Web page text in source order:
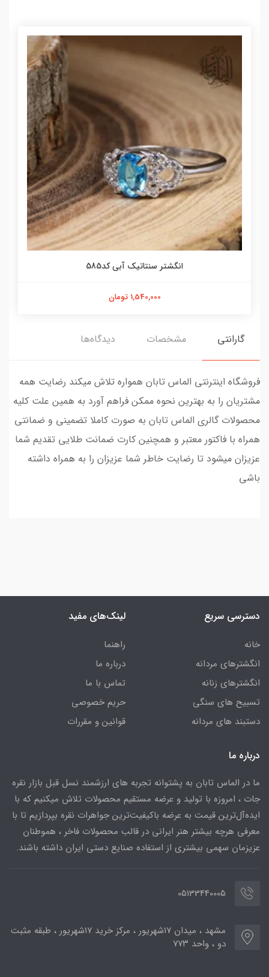
انگشتر سنتاتیک آبی کد585
1,540,000 تومان
گارانتی مشخصات دیدگاه‌ها
فروشگاه اینترنتی الماس تابان همواره تلاش میکند رضایت همه
مشتریان را به بهترین نحوه ممکن فراهم آورد به همین علت کلیه
محصولات گالری الماس تابان به صورت کاملا تضمینی و ضمانتی
همراه با فاکتور معتبر و همچنین کارت ضمانت طلایی تقدیم شما
عزیزان میشود تا رضایت خاطر شما عزیزان را به همراه داشته
باشی
دسترسی سریع
خانه
انگشترهای مردانه
انگشترهای زنانه
تسبیح های سنگی
دستبند های مردانه
لینک‌های مفید
راهنما
درباره ما
تماس با ما
حریم خصوصی
قوانین و مقررات
درباره ما
ما در الماس تابان به پشتوانه تجربه های ارزشمند نسل قبل بازار نقره
جات ، امروزه با تولید و عرضه مستقیم محصولات تلاش میکنیم که با
ایده‌آل‌ترین قیمت به عرضه باکیفیت‌ترین جواهرات نقره بپردازیم تا با
معرفی هرچه بیشتر هنر ایرانی در قالب محصولات فاخر ، هموطنان
عزیزمان سهمی بیشتری از استفاده صنایع دستی ایران داشته باشند.
05133440005
مشهد ، میدان ۱۷شهریور ، مرکز خرید ۱۷شهریور ، طبقه مثبت
دو ، واحد ۷۷۳